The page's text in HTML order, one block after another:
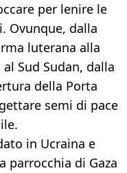
per lenire le
Ovunque, dalla
luterana alla
Sud Sudan, dalla
della Porta
semi di pace
in Ucraina e
parrocchia di Gaza